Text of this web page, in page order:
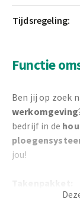
Tijdsregeling:
Functie
Ben jij op zoek
werkomgeving
bedrijf in de
jou!